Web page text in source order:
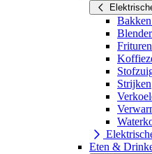
Frituren
Strijken
Eten &